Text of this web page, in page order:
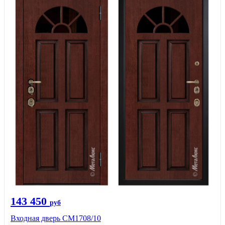
143 450 руб
Входная дверь CМ1708/10